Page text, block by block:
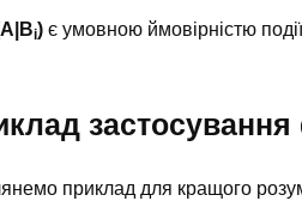
i) є умовною ймовірністю
приклад для кращого